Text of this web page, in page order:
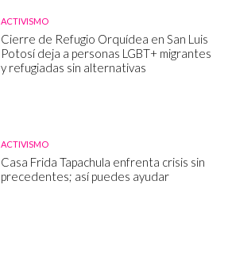
ACTIVISMO
Cierre de Refugio Orquídea en San Luis
Potosí deja a personas LGBT+ migrantes
y refugiadas sin alternativas
ACTIVISMO
Casa Frida Tapachula enfrenta crisis sin
precedentes; así puedes ayudar